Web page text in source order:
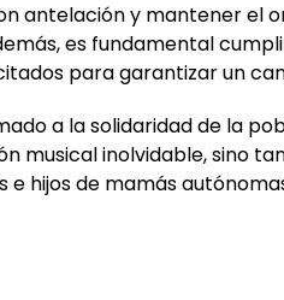
antelación y mantener el
es fundamental
para garantizar un
a la solidaridad de la
musical inolvidable, sino
e hijos de mamás